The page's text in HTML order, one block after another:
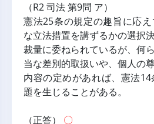
（R2 司法 第9問 ア）
憲法25条の規定の趣旨に応
な立法措置を講ずるかの選択
裁量に委ねられているが、何
当な差別的取扱いや、個人の
内容の定めがあれば、憲法
題を生じることがある。
（正答） 〇